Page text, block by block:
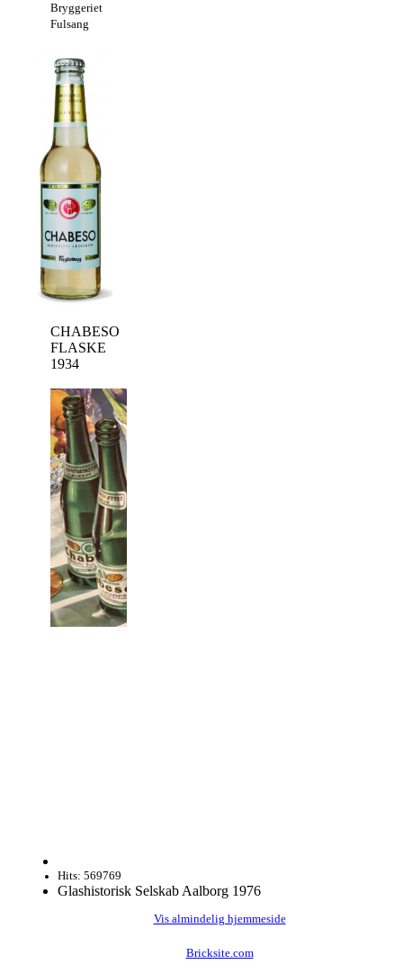
Bryggeriet
Fulsang
CHABESO
FLASKE
1934
Hits: 569769
Glashistorisk Selskab Aalborg 1976
Vis almindelig hjemmeside
Bricksite.com